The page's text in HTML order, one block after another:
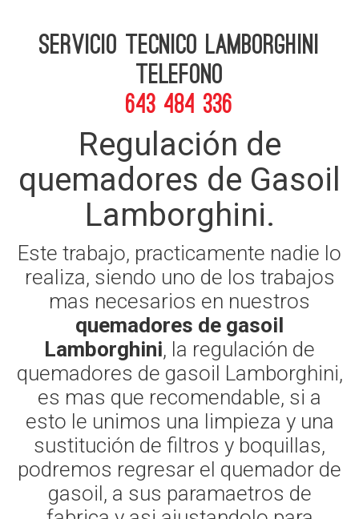
Servicio Tecnico Lamborghini
telefono
643 484 336
Regulación de
quemadores de Gasoil
Lamborghini.
Este trabajo, practicamente nadie lo
realiza, siendo uno de los trabajos
mas necesarios en nuestros
quemadores de gasoil
Lamborghini, la regulación de
quemadores de gasoil Lamborghini,
es mas que recomendable, si a
esto le unimos una limpieza y una
sustitución de filtros y boquillas,
podremos regresar el quemador de
gasoil, a sus paramaetros de